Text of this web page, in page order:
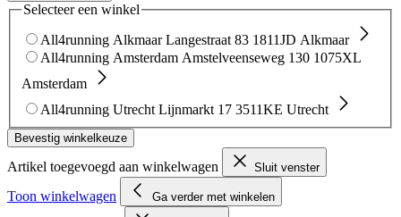
Selecteer een winkel
All4running Alkmaar Langestraat 83 1811JD Alkmaar
All4running Amsterdam Amstelveenseweg 130 1075XL
Amsterdam
All4running Utrecht Lijnmarkt 17 3511KE Utrecht
Bevestig winkelkeuze
Artikel toegevoegd aan winkelwagen Sluit venster
Toon winkelwagen Ga verder met winkelen